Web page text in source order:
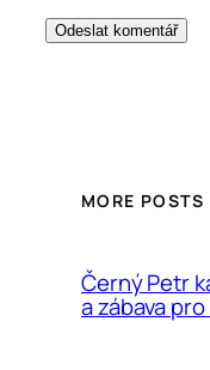
MORE POSTS
Černý Petr
a zábava